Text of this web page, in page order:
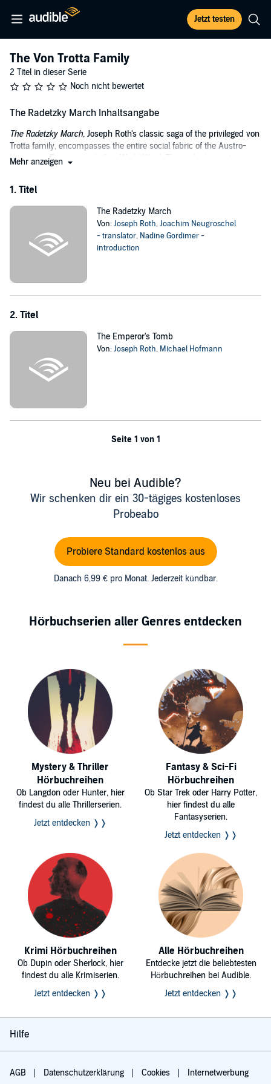
Jetzt testen
The Von Trotta Family
2 Titel in dieser Serie
Noch nicht bewertet
The Radetzky March Inhaltsangabe
The Radetzky March, Joseph Roth's classic saga of the privileged von
Trotta family, encompasses the entire social fabric of the Austro-
Hungarian Empire just before World War I. The author's greatest
©1932 Gustav Kiepenheuer Verlag; translation copyright 1995 by
Joachim Neugroschel; introduction copyright 1991 by Nadine
Gordimer (P)2019 Tantor
Mehr anzeigen
1. Titel
The Radetzky March
Von:Joseph Roth,Joachim Neugroschel
- translator, Nadine Gordimer -
introduction
2. Titel
The Emperor's Tomb
Von:Joseph Roth, Michael Hofmann
Seite 1 von 1
Neu bei Audible?
Wir schenken dir ein 30-tägiges kostenloses
Probeabo
Probiere Standard kostenlos aus
Danach 6,99 € pro Monat. Jederzeit kündbar.
Hörbuchserien aller Genres entdecken
Mystery & Thriller
Hörbuchreihen
Ob Langdon oder Hunter, hier
findest du alle Thrillerserien.
Jetzt entdecken ❭❭
Fantasy & Sci-Fi
Hörbuchreihen
Ob Star Trek oder Harry Potter,
hier findest du alle
Fantasyserien.
Jetzt entdecken ❭❭
Krimi Hörbuchreihen
Ob Dupin oder Sherlock, hier
findest du alle Krimiserien.
Jetzt entdecken ❭❭
Alle Hörbuchreihen
Entdecke jetzt die beliebtesten
Hörbuchreihen bei Audible.
Jetzt entdecken ❭❭
Hilfe
AGB Datenschutzerklärung Cookies Internetwerbung